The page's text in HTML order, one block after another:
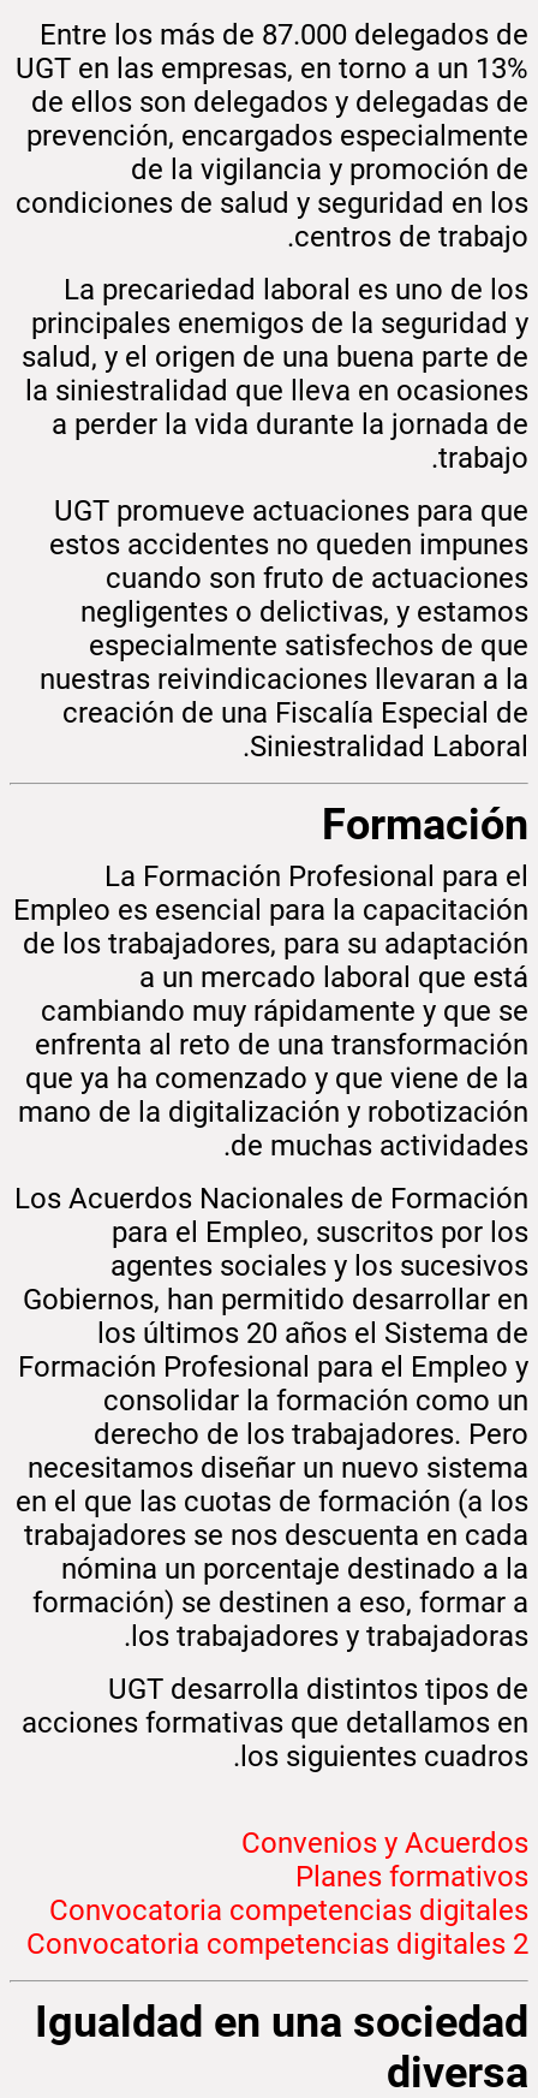
Entre los más de 87.000 delegados de
UGT en las empresas, en torno a un 13%
de ellos son delegados y delegadas de
prevención, encargados especialmente
de la vigilancia y promoción de
condiciones de salud y seguridad en los
centros de trabajo.
La precariedad laboral es uno de los
principales enemigos de la seguridad y
salud, y el origen de una buena parte de
la siniestralidad que lleva en ocasiones
a perder la vida durante la jornada de
trabajo.
UGT promueve actuaciones para que
estos accidentes no queden impunes
cuando son fruto de actuaciones
negligentes o delictivas, y estamos
especialmente satisfechos de que
nuestras reivindicaciones llevaran a la
creación de una Fiscalía Especial de
Siniestralidad Laboral.
Formación
La Formación Profesional para el
Empleo es esencial para la capacitación
de los trabajadores, para su adaptación
a un mercado laboral que está
cambiando muy rápidamente y que se
enfrenta al reto de una transformación
que ya ha comenzado y que viene de la
mano de la digitalización y robotización
de muchas actividades.
Los Acuerdos Nacionales de Formación
para el Empleo, suscritos por los
agentes sociales y los sucesivos
Gobiernos, han permitido desarrollar en
los últimos 20 años el Sistema de
Formación Profesional para el Empleo y
consolidar la formación como un
derecho de los trabajadores. Pero
necesitamos diseñar un nuevo sistema
en el que las cuotas de formación (a los
trabajadores se nos descuenta en cada
nómina un porcentaje destinado a la
formación) se destinen a eso, formar a
los trabajadores y trabajadoras.
UGT desarrolla distintos tipos de
acciones formativas que detallamos en
los siguientes cuadros.
Convenios y Acuerdos
Planes formativos
Convocatoria competencias digitales
Convocatoria competencias digitales 2
Igualdad en una sociedad
diversa